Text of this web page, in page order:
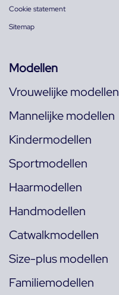
Cookie statement
Sitemap
Modellen
Vrouwelijke modellen
Mannelijke modellen
Kindermodellen
Sportmodellen
Haarmodellen
Handmodellen
Catwalkmodellen
Size-plus modellen
Familiemodellen